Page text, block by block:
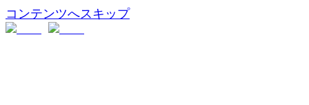
コンテンツへスキップ